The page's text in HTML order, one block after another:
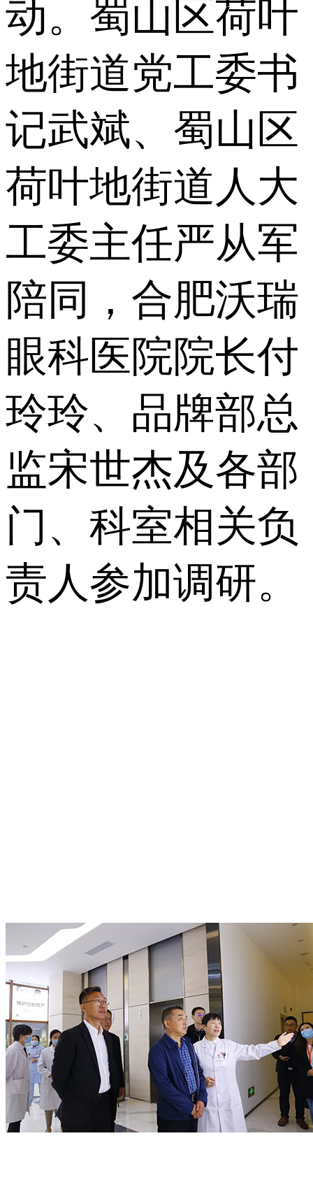
动。蜀山区荷叶
地街道党工委书
记武斌、蜀山区
荷叶地街道人大
工委主任严从军
陪同，合肥沃瑞
眼科医院院长付
玲玲、品牌部总
监宋世杰及各部
门、科室相关负
责人参加调研。